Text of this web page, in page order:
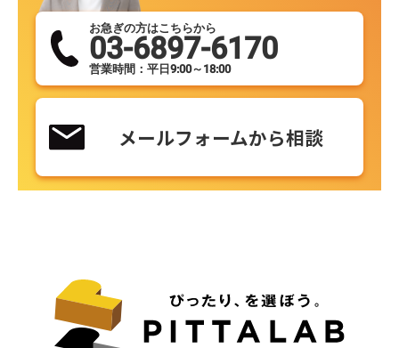
お急ぎの方はこちらから
03-6897-6170
営業時間：平日9:00～18:00
メールフォームから相談